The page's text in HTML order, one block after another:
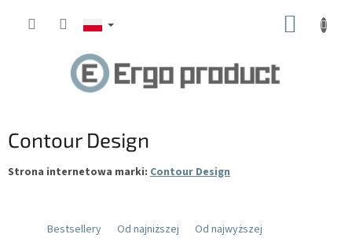
Contour Design
Strona internetowa marki: Contour Design
Bestsellery Od najniższej Od najwyższej